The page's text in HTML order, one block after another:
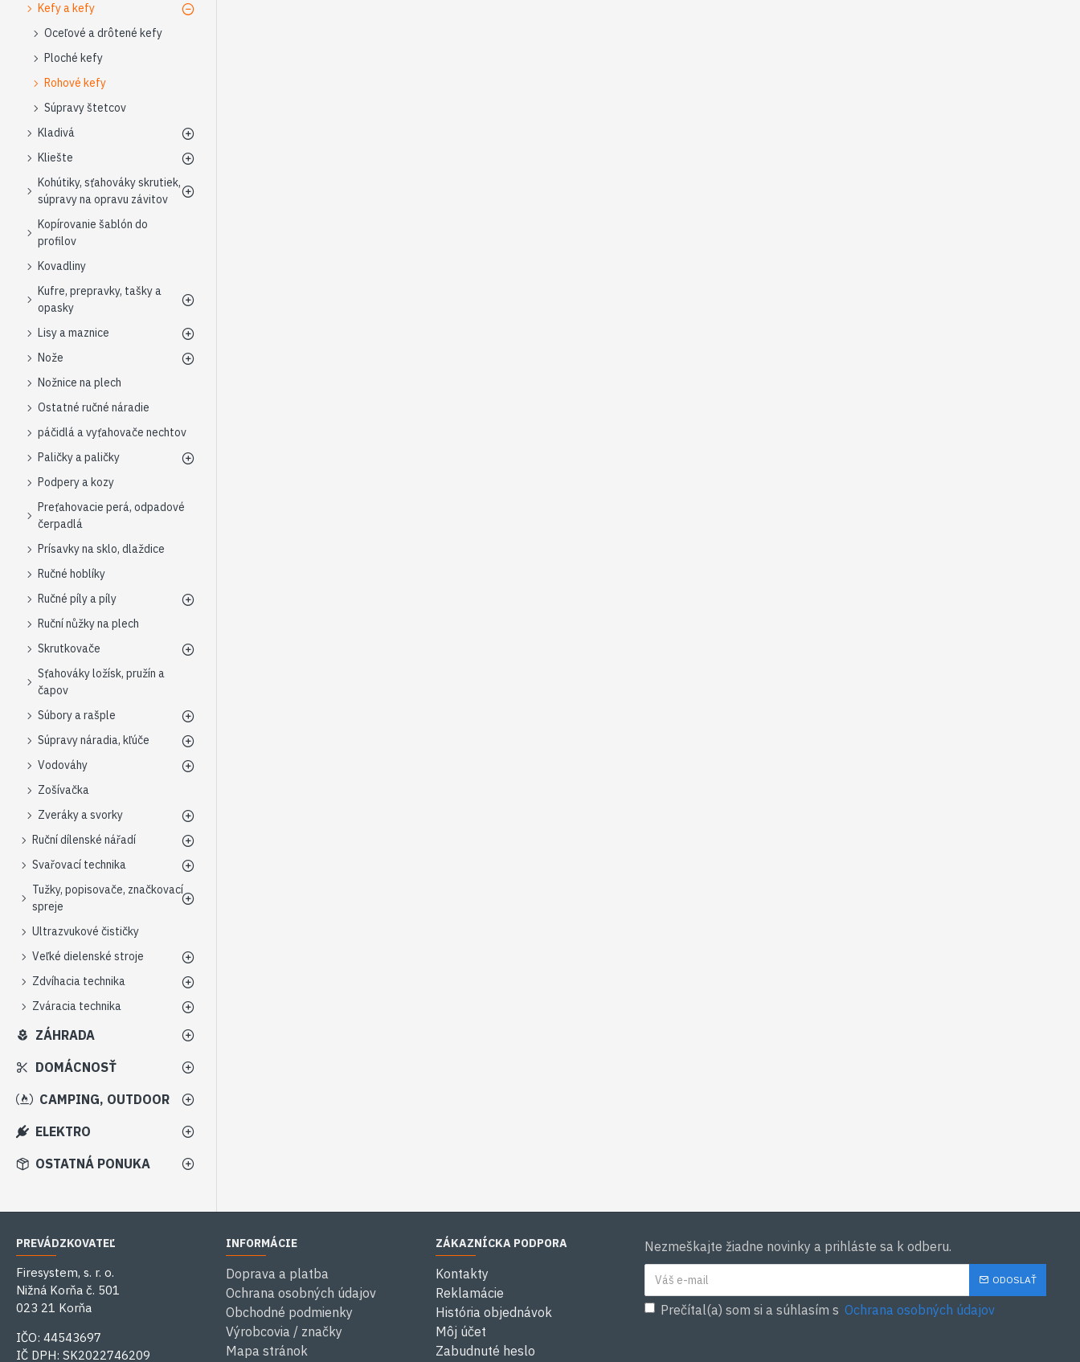
Kefy a kefy
Oceľové a drôtené kefy
Ploché kefy
Rohové kefy
Súpravy štetcov
Kladivá
Kliešte
Kohútiky, sťahováky skrutiek,
súpravy na opravu závitov
Kopírovanie šablón do
profilov
Kovadliny
Kufre, prepravky, tašky a
opasky
Lisy a maznice
Nože
Nožnice na plech
Ostatné ručné náradie
páčidlá a vyťahovače nechtov
Paličky a paličky
Podpery a kozy
Preťahovacie perá, odpadové
čerpadlá
Prísavky na sklo, dlaždice
Ručné hoblíky
Ručné píly a píly
Ruční nůžky na plech
Skrutkovače
Sťahováky ložísk, pružín a
čapov
Súbory a rašple
Súpravy náradia, kľúče
Vodováhy
Zošívačka
Zveráky a svorky
Ruční dílenské nářadí
Svařovací technika
Tužky, popisovače, značkovací
spreje
Ultrazvukové čističky
Veľké dielenské stroje
Zdvíhacia technika
Zváracia technika
ZÁHRADA
DOMÁCNOSŤ
CAMPING, OUTDOOR
ELEKTRO
OSTATNÁ PONUKA
PREVÁDZKOVATEĽ
Firesystem, s. r. o.
Nižná Korňa č. 501
023 21 Korňa
IČO: 44543697
IČ DPH: SK2022746209
INFORMÁCIE
Doprava a platba
Ochrana osobných údajov
Obchodné podmienky
Výrobcovia / značky
Mapa stránok
ZÁKAZNÍCKA PODPORA
Kontakty
Reklamácie
História objednávok
Môj účet
Zabudnuté heslo
Nezmeškajte žiadne novinky a prihláste sa k odberu.
ODOSLAŤ
Prečítal(a) som si a súhlasím s Ochrana osobných údajov